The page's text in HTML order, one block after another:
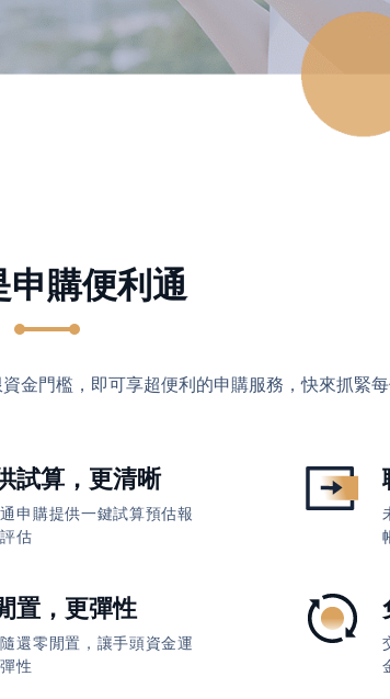
申購便利通
金門檻，即可享超便利的申購服務，快來抓緊
試算，更清晰
申購提供一鍵試算預估報
估
置，更彈性
還零閒置，讓手頭資金運
性